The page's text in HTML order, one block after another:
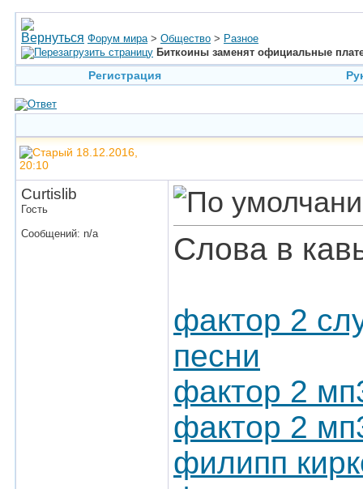
Форум мира > Общество > Разное
Биткоины заменят официальные
Регистрация
18.12.2016,
20:10
Curtislib
Гость
Сообщений: n/a
Слова в
фактор 2
песни
фактор 2
фактор 2
филипп